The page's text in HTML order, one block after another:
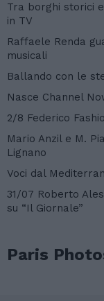
Tra borghi storici
in TV
Raffaele Renda
musicali
Ballando con le
Nasce Channel
2/8 Federico
Mario Anzil e M.
Lignano
Voci dal
31/07 Roberto
su “Il Giornale”
Paris